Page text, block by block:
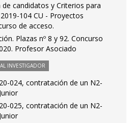
candidatos y Criterios para
104 CU - Proyectos
de acceso.
Plazas nº 8 y 92. Concurso
Profesor Asociado
INVESTIGADOR
024, contratación de un N2-
025, contratación de un N2-